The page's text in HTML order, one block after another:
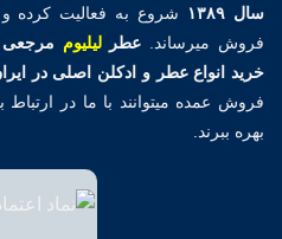
سال ۱۳۸۹
شروع به فعالیت کرده
فروش میرساند. عطرلیلیوم مرجعی
خرید انواع عطر و ادکلن اصلی در
فروش عمده میتوانند با ما در
بهره ببرند.